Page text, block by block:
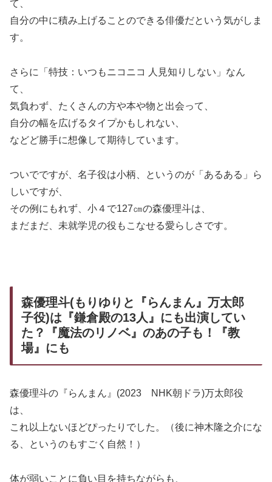
て、
自分の中に積み上げることのできる俳優だという気がしま
す。
さらに「特技：いつもニコニコ 人見知りしない」なん
て、
気負わず、たくさんの方や本や物と出会って、
自分の幅を広げるタイプかもしれない、
などど勝手に想像して期待しています。
ついでですが、名子役は小柄、というのが「あるある」ら
しいですが、
その例にもれず、小４で127㎝の森優理斗は、
まだまだ、未就学児の役もこなせる愛らしさです。
森優理斗(もりゆりと『らんまん』万太郎
子役)は『鎌倉殿の13人』にも出演してい
た？『魔法のリノベ』のあの子も！『教
場』にも
森優理斗の『らんまん』(2023 NHK朝ドラ)万太郎役
は、
これ以上ないほどぴったりでした。（後に神木隆之介にな
る、というのもすごく自然！）
体が弱いことに負い目を持ちながらも、